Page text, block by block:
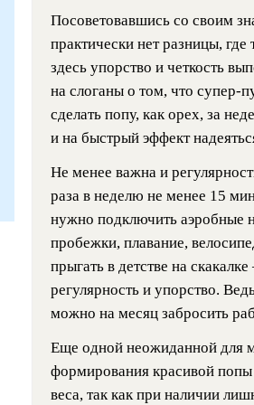
Посоветовавшись со своим
практически нет разницы,
здесь упорство и четкость
на слоганы о том, что супер-
сделать попу, как орех, за
и на быстрый эффект
Не менее важна и
раза в неделю не менее 15
нужно подключить аэробные
пробежки, плавание,
прыгать в детстве на
регулярность и упорство.
можно на месяц забросить
Еще одной неожиданной для
формирования красивой
веса, так как при наличии